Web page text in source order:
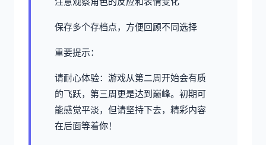
保存多个存档点，方便回顾不同选择
重要提示：
请耐心体验：游戏从第二周开始会有质
的飞跃，第三周更是达到巅峰。初期可
能感觉平淡，但请坚持下去，精彩内容
在后面等着你！